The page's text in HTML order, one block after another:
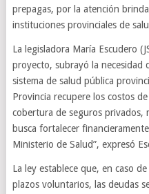
prepagas, por la atención
instituciones provinciales de
La legisladora María Escudero
proyecto, subrayó la necesidad
sistema de salud pública
Provincia recupere los costos
cobertura de seguros privados,
busca fortalecer
Ministerio de Salud”, expresó
La ley establece que, en caso
plazos voluntarios, las deudas